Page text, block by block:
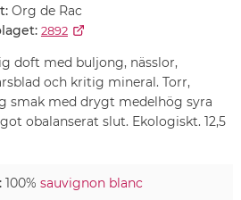
Org de Rac
2892
doft med buljong, nässlor,
och kritig mineral. Torr,
smak med drygt medelhög syra
obalanserat slut. Ekologiskt. 12,5
100% sauvignon blanc